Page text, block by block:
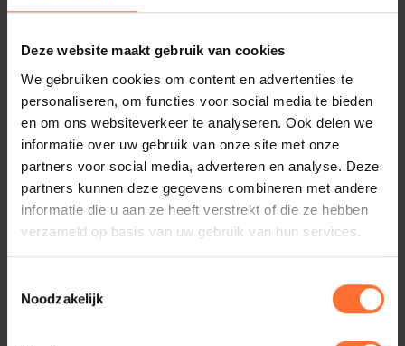
Deze website maakt gebruik van cookies
We gebruiken cookies om content en advertenties te
personaliseren, om functies voor social media te bieden
en om ons websiteverkeer te analyseren. Ook delen we
informatie over uw gebruik van onze site met onze
partners voor social media, adverteren en analyse. Deze
partners kunnen deze gegevens combineren met andere
informatie die u aan ze heeft verstrekt of die ze hebben
verzameld op basis van uw gebruik van hun services.
Noodzakelijk